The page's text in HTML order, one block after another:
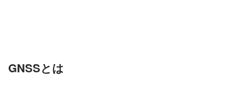
GNSSとは